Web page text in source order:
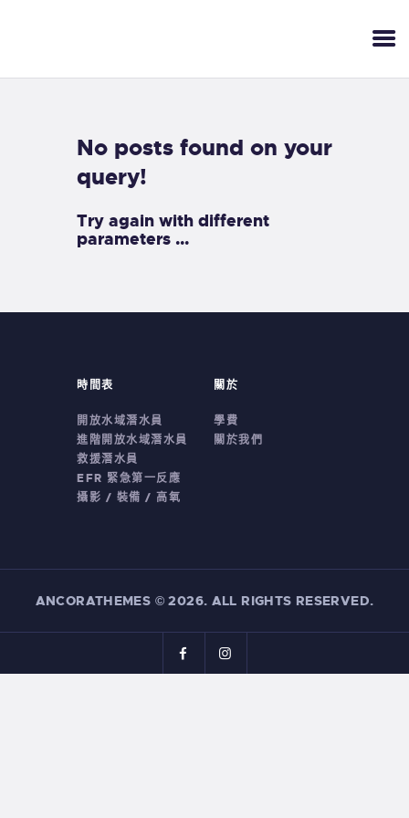
No posts found on your
query!
Try again with different
parameters ...
時間表
開放水域潛水員
進階開放水域潛水員
救援潛水員
EFR 緊急第一反應
攝影 / 裝備 / 高氧
關於
學費
關於我們
ANCORATHEMES ©2026. ALL RIGHTS RESERVED.